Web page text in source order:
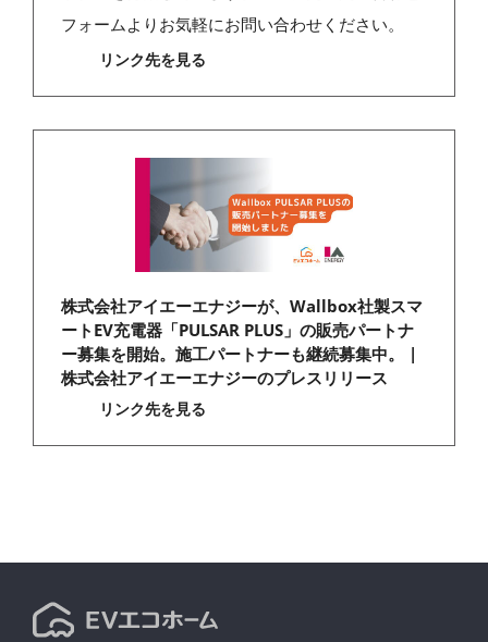
フォームよりお気軽にお問い合わせください。
リンク先を見る
株式会社アイエーエナジーが、Wallbox社製スマ
ートEV充電器「PULSAR PLUS」の販売パートナ
ー募集を開始。施工パートナーも継続募集中。 |
株式会社アイエーエナジーのプレスリリース
リンク先を見る